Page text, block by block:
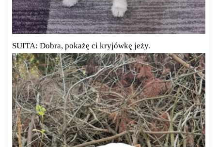
SUITA: Dobra, pokażę ci kryjówkę jeży.